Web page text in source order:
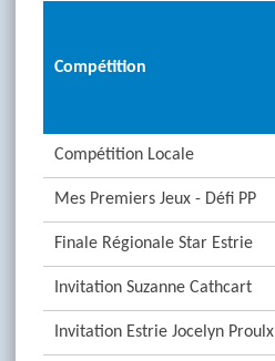
Compétition
Compétition Locale
Mes Premiers Jeux - Défi PP
Finale Régionale Star Estrie
Invitation Suzanne Cathcart
Invitation Estrie Jocelyn Proulx